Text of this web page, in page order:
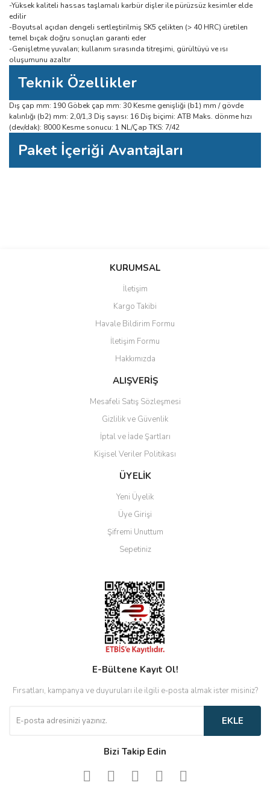
-Yüksek kaliteli hassas taşlamalı karbür dişler ile pürüzsüz kesimler elde
edilir
-Boyutsal açıdan dengeli sertleştirilmiş SK5 çelikten (> 40 HRC) üretilen
temel bıçak doğru sonuçları garanti eder
-Genişletme yuvaları; kullanım sırasında titreşimi, gürültüyü ve ısı
oluşumunu azaltır
Teknik Özellikler
Dış çap mm: 190 Göbek çap mm: 30 Kesme genişliği (b1) mm / gövde
kalınlığı (b2) mm: 2,0/1,3 Diş sayısı: 16 Diş biçimi: ATB Maks. dönme hızı
(dev/dak): 8000 Kesme sonucu: 1 NL/Çap TKS: 7/42
Paket İçeriği Avantajları
Görüş ve önerileriniz için teşekkür ederiz.
Ürün resmi kalitesiz, bozuk veya görüntülenemiyor.
Ürün açıklamasında eksik bilgiler bulunuyor.
Ürün bilgilerinde hatalar bulunuyor.
Gönder
KURUMSAL
İletişim
Kargo Takibi
Havale Bildirim Formu
İletişim Formu
Hakkımızda
ALIŞVERİŞ
Mesafeli Satış Sözleşmesi
Gizlilik ve Güvenlik
İptal ve İade Şartları
Kişisel Veriler Politikası
ÜYELİK
Yeni Üyelik
Üye Girişi
Şifremi Unuttum
Sepetiniz
E-Bültene Kayıt Ol!
Fırsatları, kampanya ve duyuruları ile ilgili e-posta almak ister misiniz?
EKLE
Bizi Takip Edin